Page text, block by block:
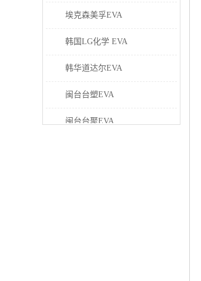
埃克森美孚EVA
韩国LG化学 EVA
韩华道达尔EVA
闽台台塑EVA
闽台台聚EVA